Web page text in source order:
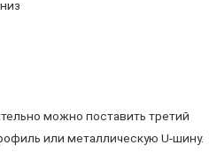
можно поставить третий
или металлическую U-шину.